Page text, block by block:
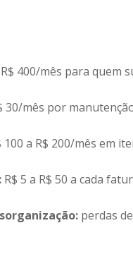
400/mês para quem
30/mês por
100 a R$ 200/mês em
R$ 5 a R$ 50 a cada
perdas